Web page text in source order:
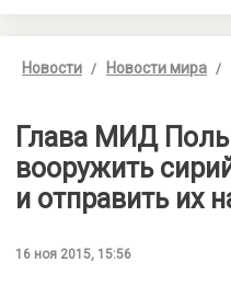
Новости Новости мира
Глава МИД
вооружить
и отправить их
16 ноя 2015, 15:56